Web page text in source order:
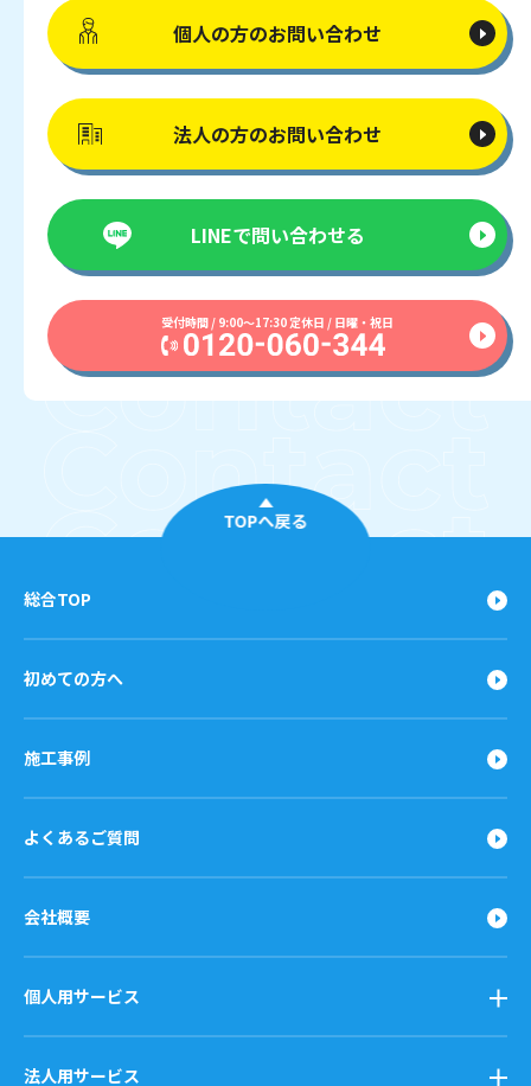
個人の方のお問い合わせ
法人の方のお問い合わせ
LINEで問い合わせる
受付時間 / 9:00〜17:30 定休日 / 日曜・祝日
TOPへ戻る
総合TOP
初めての方へ
施工事例
よくあるご質問
会社概要
個人用サービス
法人用サービス